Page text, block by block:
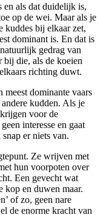
en als dat duidelijk is,
op de wei. Maar als je
kuddes bij elkaar zet,
dominant is. En dat is
gedrag van
bij die, als de koeien
richting duwt.
dominante vaars
kudden. Als je
voor de
interesse en gaat
er niets van.
Ze wrijven met
hun voorpoten over
Een gevecht wat
kop en duwen maar.
of zo, geen nare
de enorme kracht van